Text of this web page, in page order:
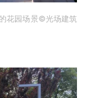
花园场景©光场建筑